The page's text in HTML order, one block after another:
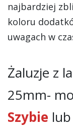
najbardziej
koloru
uwagach w
Żaluzje z
25mm-
Szybie